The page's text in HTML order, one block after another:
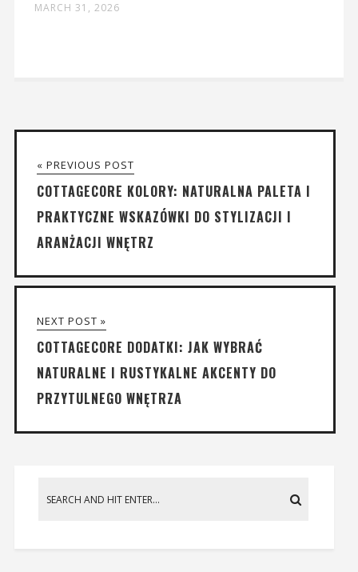
MARCH 31, 2026
« PREVIOUS POST
COTTAGECORE KOLORY: NATURALNA PALETA I
PRAKTYCZNE WSKAZÓWKI DO STYLIZACJI I
ARANŻACJI WNĘTRZ
NEXT POST »
COTTAGECORE DODATKI: JAK WYBRAĆ
NATURALNE I RUSTYKALNE AKCENTY DO
PRZYTULNEGO WNĘTRZA